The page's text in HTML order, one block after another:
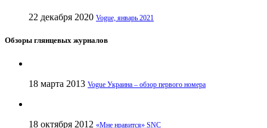
22 декабря 2020 Vogue, январь 2021
Обзоры глянцевых журналов
18 марта 2013 Vogue Украина – обзор первого номера
18 октября 2012 «Мне нравится» SNC